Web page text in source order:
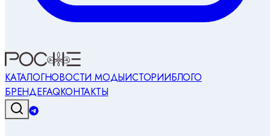
КАТАЛОГНОВОСТИ МОДЫИСТОРИИБЛОГО
БРЕНДЕFAQКОНТАКТЫ